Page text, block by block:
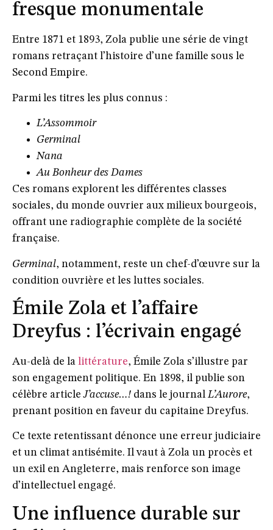
fresque monumentale
Entre 1871 et 1893, Zola publie une série de vingt
romans retraçant l’histoire d’une famille sous le
Second Empire.
Parmi les titres les plus connus :
L’Assommoir
Germinal
Nana
Au Bonheur des Dames
Ces romans explorent les différentes classes
sociales, du monde ouvrier aux milieux bourgeois,
offrant une radiographie complète de la société
française.
Germinal, notamment, reste un chef-d’œuvre sur la
condition ouvrière et les luttes sociales.
Émile Zola et l’affaire
Dreyfus : l’écrivain engagé
Au-delà de la littérature, Émile Zola s’illustre par
son engagement politique. En 1898, il publie son
célèbre articleJ’accuse…! dans le journalL’Aurore,
prenant position en faveur du capitaine Dreyfus.
Ce texte retentissant dénonce une erreur judiciaire
et un climat antisémite. Il vaut à Zola un procès et
un exil en Angleterre, mais renforce son image
d’intellectuel engagé.
Une influence durable sur